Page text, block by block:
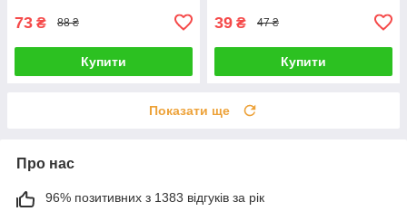
73 ₴ 88 ₴
Купити
39 ₴ 47 ₴
Купити
Показати ще
Про нас
96% позитивних з 1383 відгуків за рік